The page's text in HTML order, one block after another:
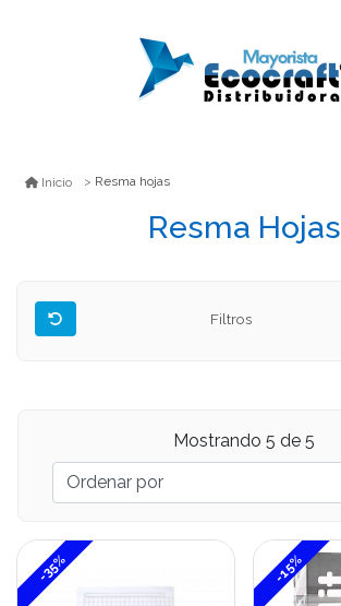
Inicio Resma hojas
Resma Hojas
Filtros
Mostrando 5 de 5
-35% -15%